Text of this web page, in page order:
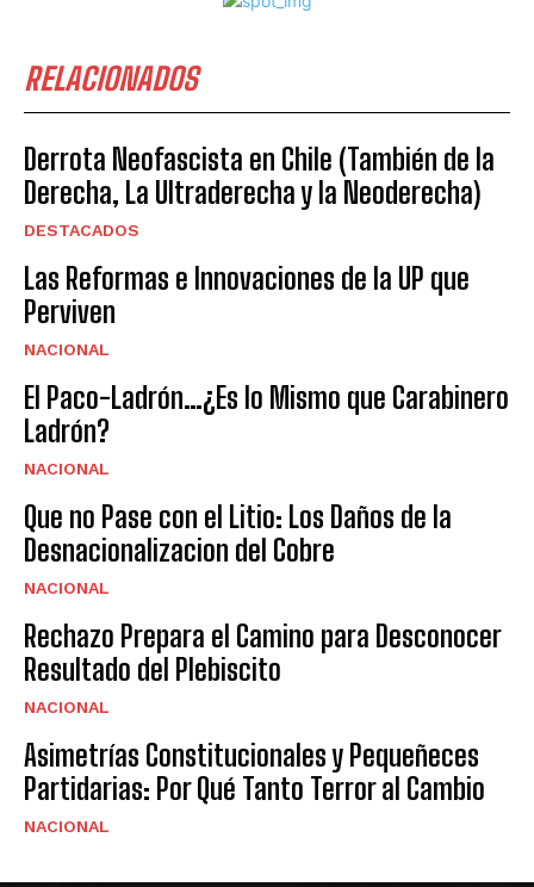
RELACIONADOS
Derrota Neofascista en Chile (También de la
Derecha, La Ultraderecha y la Neoderecha)
DESTACADOS
Las Reformas e Innovaciones de la UP que
Perviven
NACIONAL
El Paco-Ladrón…¿Es lo Mismo que Carabinero
Ladrón?
NACIONAL
Que no Pase con el Litio: Los Daños de la
Desnacionalizacion del Cobre
NACIONAL
Rechazo Prepara el Camino para Desconocer
Resultado del Plebiscito
NACIONAL
Asimetrías Constitucionales y Pequeñeces
Partidarias: Por Qué Tanto Terror al Cambio
NACIONAL